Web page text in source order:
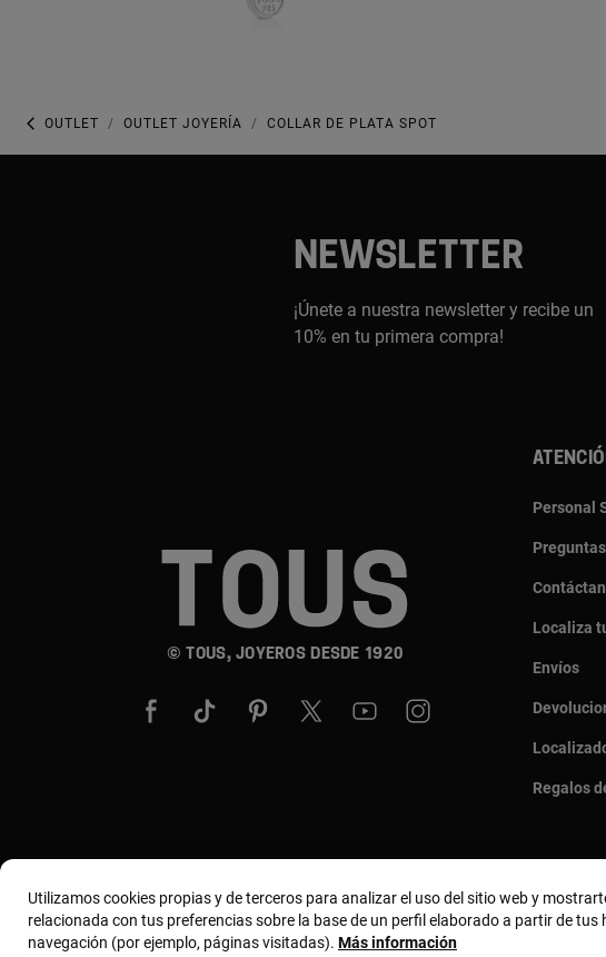
OUTLET OUTLET JOYERÍA COLLAR DE PLATA SPOT
NEWSLETTER
¡Únete a nuestra newsletter y recibe un
10% en tu primera compra!
© TOUS, JOYEROS DESDE 1920
Personal
Localiza
Envíos
Regalos
País
Utilizamos cookies propias y de terceros para analizar el uso del sitio web y
relacionada con tus preferencias sobre la base de un perfil elaborado a partir de tus
navegación (por ejemplo, páginas visitadas). Más información